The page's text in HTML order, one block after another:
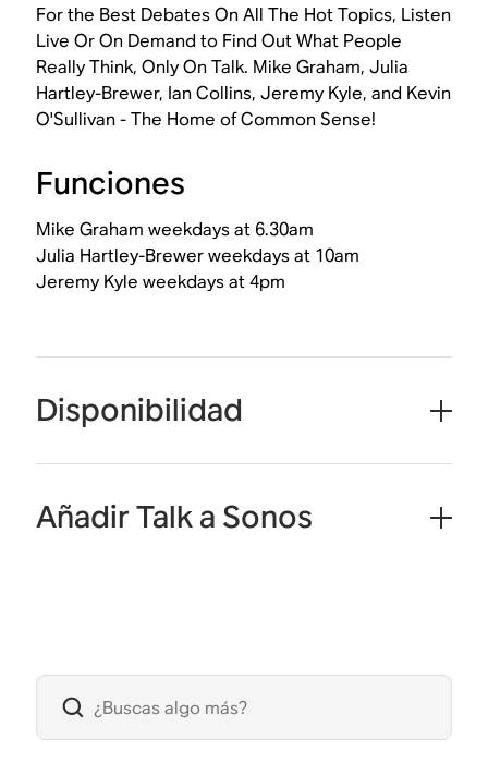
For the Best Debates On All The Hot Topics, Listen
Live Or On Demand to Find Out What People
Really Think, Only On Talk. Mike Graham, Julia
Hartley-Brewer, Ian Collins, Jeremy Kyle, and Kevin
O'Sullivan - The Home of Common Sense!
Funciones
Mike Graham weekdays at 6.30am
Julia Hartley-Brewer weekdays at 10am
Jeremy Kyle weekdays at 4pm
Disponibilidad
Añadir Talk a Sonos